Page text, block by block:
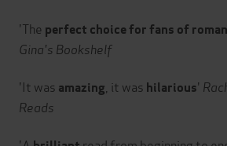
'The perfect choice for fans of
Gina's Bookshelf
'It was amazing , it was hilarious'
Reads